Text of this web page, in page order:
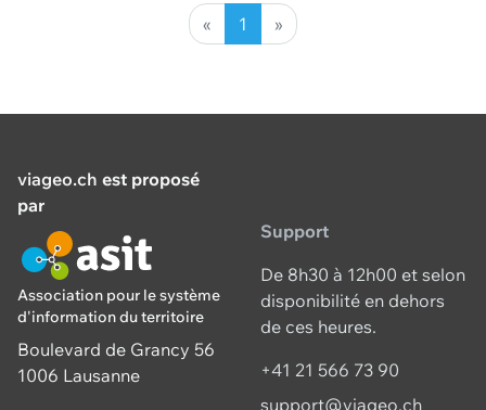
« 1 »
viageo.ch est proposé
par
Association pour le système
d'information du territoire
Boulevard de Grancy 56
1006 Lausanne
Support
De 8h30 à 12h00 et selon
disponibilité en dehors
de ces heures.
+41 21 566 73 90
support@viageo.ch